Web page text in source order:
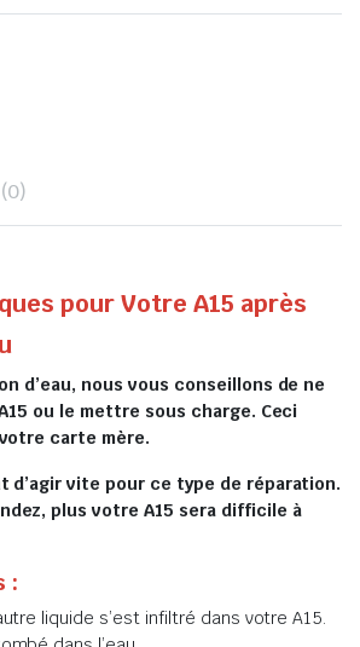
pour Votre A15 après
d’eau, nous vous conseillons de ne
ou le mettre sous charge. Ceci
carte mère.
d’agir vite pour ce type de réparation.
plus votre A15 sera difficile à
:
liquide s’est infiltré dans votre A15.